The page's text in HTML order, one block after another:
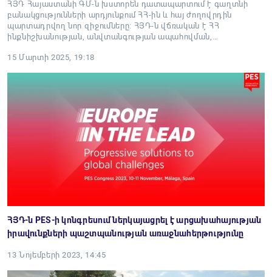
ՀՅԴ Հայաստանի ԳՄ-ն խստորեն դատապարտում է գաղտնի
բանակցությունների արդյունքում ՀՀ-ին և հայ ժողովրդին
պարտադրվող նոր զիջումները: ՀՅԴ-ն վճռական է ՀՀ
ինքնիշխանության, անվտանգության ապահովման,…
15 Մարտի 2025, 19:18
ՀՅԴ-ն PES-ի կոնգրեսում ներկայացրել է արցախահայության
իրավունքների պաշտպանության առաջնահերթությունը
13 Նոյեմբերի 2023, 14:45